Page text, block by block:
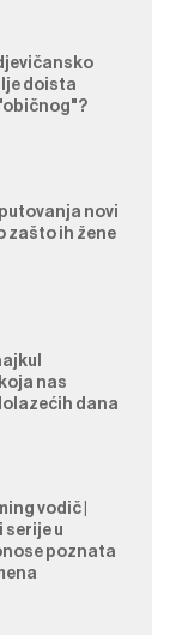
doista
novi
zašto ih žene
nas
dana
vodič |
serije u
poznata